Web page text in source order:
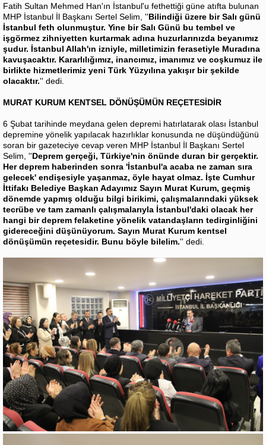
Fatih Sultan Mehmed Han'ın İstanbul'u fethettiği güne atıfta bulunan
MHP İstanbul İl Başkanı Sertel Selim, ''Bilindiği üzere bir Salı günü
İstanbul feth olunmuştur. Yine bir Salı Günü bu tembel ve
işgörmez zihniyetten kurtarmak adına huzurlarınızda beyanımız
şudur. İstanbul Allah'ın izniyle, milletimizin ferasetiyle Muradına
kavuşacaktır. Kararlılığımız, inancımız, imanımız ve coşkumuz ile
birlikte hizmetlerimiz yeni Türk Yüzyılına yakışır bir şekilde
olacaktır.'' dedi.
MURAT KURUM KENTSEL DÖNÜŞÜMÜN REÇETESİDİR
6 Şubat tarihinde meydana gelen depremi hatırlatarak olası İstanbul
depremine yönelik yapılacak hazırlıklar konusunda ne düşündüğünü
soran bir gazeteciye cevap veren MHP İstanbul İl Başkanı Sertel
Selim, ''Deprem gerçeği, Türkiye'nin önünde duran bir gerçektir.
Her deprem haberinden sonra 'İstanbul'a acaba ne zaman sıra
gelecek' endişesiyle yaşanmaz, öyle hayat olmaz. İşte Cumhur
İttifakı Belediye Başkan Adayımız Sayın Murat Kurum, geçmiş
dönemde yapmış olduğu bilgi birikimi, çalışmalarındaki yüksek
tecrübe ve tam zamanlı çalışmalarıyla İstanbul'daki olacak her
hangi bir deprem felaketine yönelik vatandaşların tedirginliğini
gidereceğini düşünüyorum. Sayın Murat Kurum kentsel
dönüşümün reçetesidir. Bunu böyle bilelim.'' dedi.